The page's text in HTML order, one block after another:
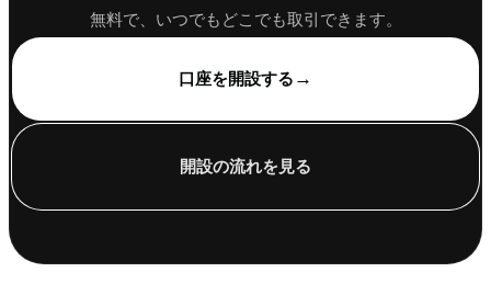
無料で、いつでもどこでも取引できます。
口座を開設する →
開設の流れを見る